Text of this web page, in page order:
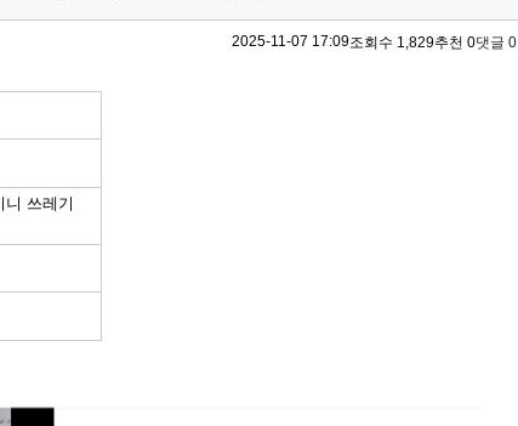
2025-11-07 17:09조회수 1,829추천 0댓글 0
니 쓰레기